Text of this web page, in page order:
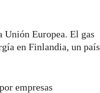
Unión Europea. El gas
en Finlandia, un país
empresas